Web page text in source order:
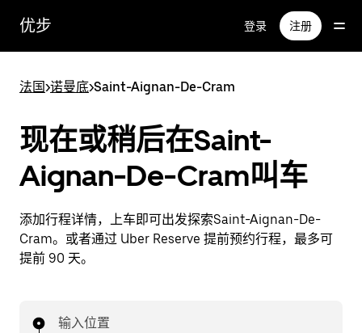
优步 登录 注册
法国>诺曼底>Saint-Aignan-De-Cram
现在或稍后在Saint-
Aignan-De-Cram叫车
添加行程详情，上车即可出发探索Saint-Aignan-De-
Cram。或者通过 Uber Reserve 提前预约行程，最多可
提前 90 天。
输入位置